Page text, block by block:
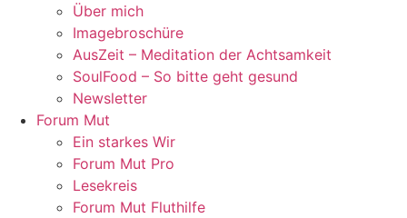
Über mich
Imagebroschüre
AusZeit – Meditation der Achtsamkeit
SoulFood – So bitte geht gesund
Newsletter
Forum Mut
Ein starkes Wir
Forum Mut Pro
Lesekreis
Forum Mut Fluthilfe